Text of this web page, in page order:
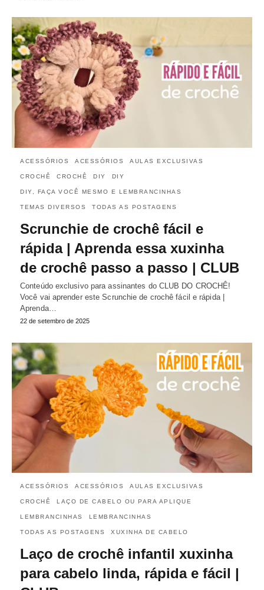
ACESSÓRIOS ACESSÓRIOS AULAS EXCLUSIVAS
CROCHÊ CROCHÊ DIY DIY
DIY, FAÇA VOCÊ MESMO E LEMBRANCINHAS
TEMAS DIVERSOS TODAS AS POSTAGENS
Scrunchie de crochê fácil e
rápida | Aprenda essa xuxinha
de crochê passo a passo | CLUB
Conteúdo exclusivo para assinantes do CLUB DO CROCHÊ!
Você vai aprender este Scrunchie de crochê fácil e rápida |
Aprenda…
22 de setembro de 2025
ACESSÓRIOS ACESSÓRIOS AULAS EXCLUSIVAS
CROCHÊ LAÇO DE CABELO OU PARA APLIQUE
LEMBRANCINHAS LEMBRANCINHAS
TODAS AS POSTAGENS XUXINHA DE CABELO
Laço de crochê infantil xuxinha
para cabelo linda, rápida e fácil |